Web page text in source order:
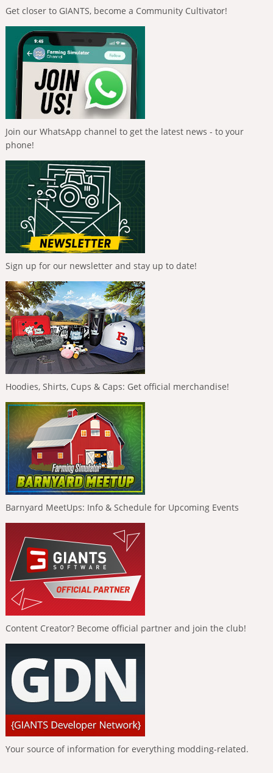
Get closer to GIANTS, become a Community Cultivator!
Join our WhatsApp channel to get the latest news - to your
phone!
Sign up for our newsletter and stay up to date!
Hoodies, Shirts, Cups & Caps: Get official merchandise!
Barnyard MeetUps: Info & Schedule for Upcoming Events
Content Creator? Become official partner and join the club!
Your source of information for everything modding-related.